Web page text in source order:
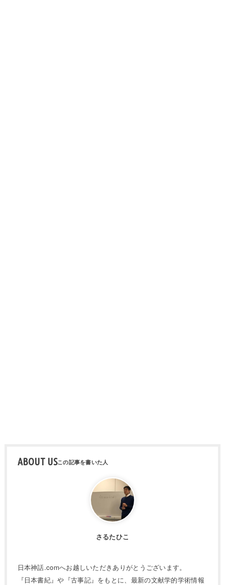
ABOUT US
さるたひこ
日本神話.comへお越しいただきありがとうございます。
『日本書紀』や『古事記』をもとに、最新の文献学的学術情報